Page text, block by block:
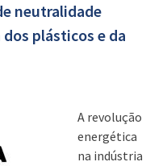
neutralidade
plásticos e da
A revolução
energética
na indústria